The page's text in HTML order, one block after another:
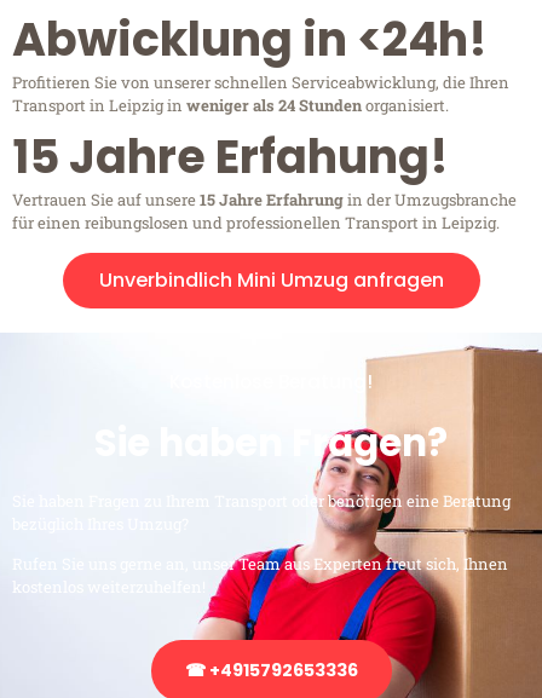
Abwicklung in <24h!
Profitieren Sie von unserer schnellen Serviceabwicklung, die Ihren
Transport in Leipzig in weniger als 24 Stundenorganisiert.
15 Jahre Erfahung!
Vertrauen Sie auf unsere15 Jahre Erfahrungin der Umzugsbranche
für einen reibungslosen und professionellen Transport in Leipzig.
Unverbindlich Mini Umzug anfragen
Kostenlose Beratung!
Sie haben Fragen?
Sie haben Fragen zu Ihrem Transport oder benötigen eine Beratung
Rufen Sie uns gerne an, unser Team aus Experten freut sich, Ihnen
kostenlos weiterzuhelfen!
☎ +4915792653336